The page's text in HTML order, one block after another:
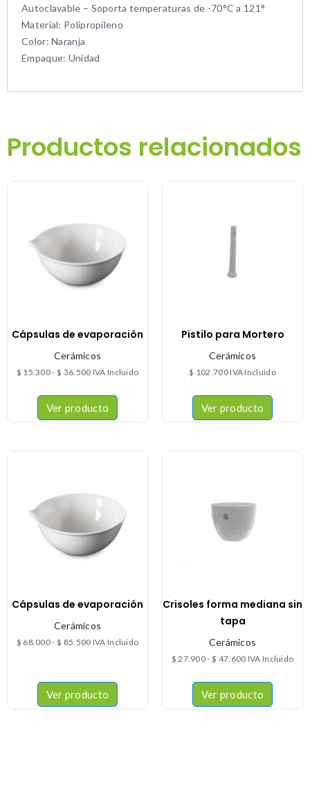
Autoclavable – Soporta temperaturas de -70°C a 121°
Material: Polipropileno
Color: Naranja
Empaque: Unidad
Productos relacionados
Cápsulas de evaporación
Cerámicos
$ 15.300- $ 36.500 IVA Incluido
Ver producto
Pistilo para Mortero
Cerámicos
$ 102.700IVA Incluido
Ver producto
Cápsulas de evaporación
Cerámicos
$ 68.000- $ 85.500 IVA Incluido
Ver producto
Crisoles forma mediana sin
tapa
Cerámicos
$ 27.900- $ 47.600 IVA Incluido
Ver producto